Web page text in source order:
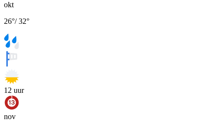
okt
26°/32°
12 uur
nov